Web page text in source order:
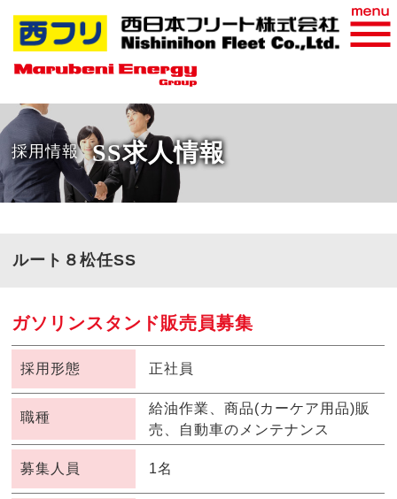
おすすめ商品
WEB請求書
採用情報 SS求人情報
ルート８松任SS
ガソリンスタンド販売員募集
採用形態 正社員
職種
給油作業、商品(カーケア用品)販
売、自動車のメンテナンス
募集人員 1名